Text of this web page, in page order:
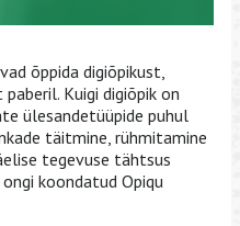
õppida digiõpikust,
Kuigi digiõpik on
ülesandetüüpide puhul
täitmine, rühmitamine
tegevuse tähtsus
koondatud Opiqu